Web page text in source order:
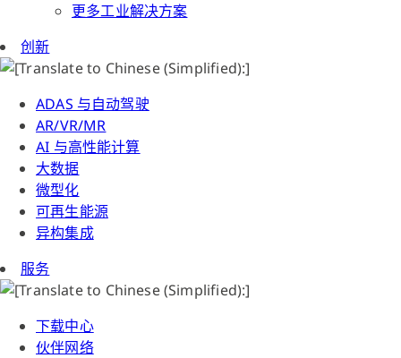
更多工业解决方案
创新
ADAS 与自动驾驶
AR/VR/MR
AI 与高性能计算
大数据
微型化
可再生能源
异构集成
服务
下载中心
伙伴网络